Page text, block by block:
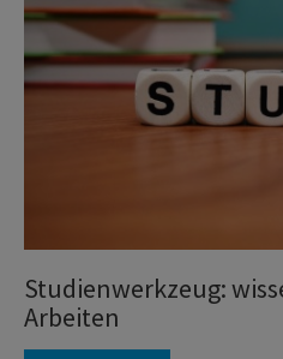
Studienwerkzeug:
Arbeiten